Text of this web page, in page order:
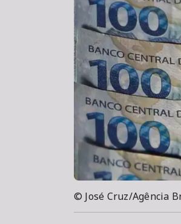
© José Cruz/Agência